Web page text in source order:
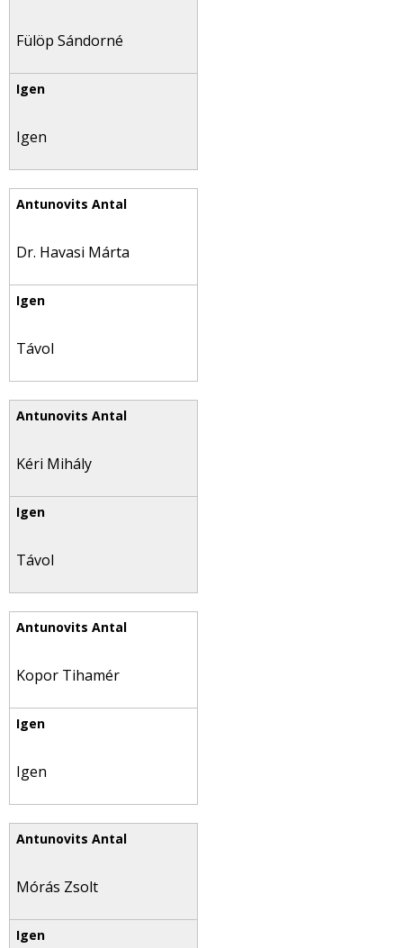
Fülöp Sándorné
Igen
Dr. Havasi Márta
Távol
Kéri Mihály
Távol
Kopor Tihamér
Igen
Mórás Zsolt